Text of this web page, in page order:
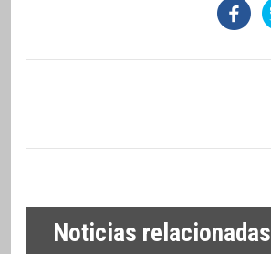
Noticias relacionadas